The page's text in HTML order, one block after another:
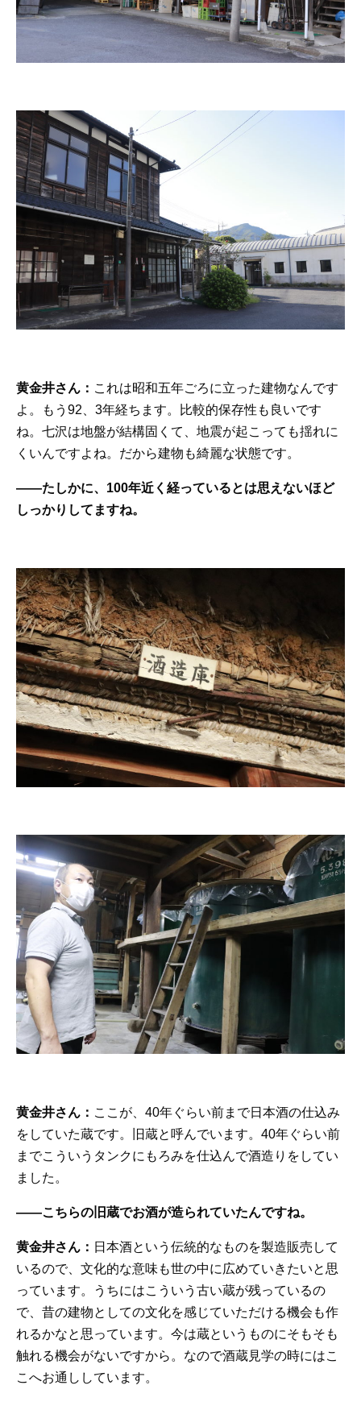
黄金井さん： これは昭和五年ごろに立った建物なんです
よ。もう92、3年経ちます。比較的保存性も良いです
ね。七沢は地盤が結構固くて、地震が起こっても揺れに
くいんですよね。だから建物も綺麗な状態です。
——たしかに、100年近く経っているとは思えないほど
しっかりしてますね。
黄金井さん： ここが、40年ぐらい前まで日本酒の仕込み
をしていた蔵です。旧蔵と呼んでいます。40年ぐらい前
までこういうタンクにもろみを仕込んで酒造りをしてい
ました。
——こちらの旧蔵でお酒が造られていたんですね。
黄金井さん： 日本酒という伝統的なものを製造販売して
いるので、文化的な意味も世の中に広めていきたいと思
っています。うちにはこういう古い蔵が残っているの
で、昔の建物としての文化を感じていただける機会も作
れるかなと思っています。今は蔵というものにそもそも
触れる機会がないですから。なので酒蔵見学の時にはこ
こへお通ししています。